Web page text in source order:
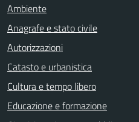
Ambiente
Anagrafe e stato civile
Autorizzazioni
Catasto e urbanistica
Cultura e tempo libero
Educazione e formazione